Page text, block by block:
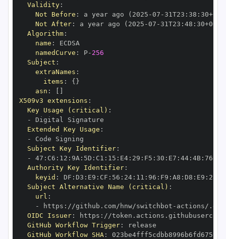
Validity:
Not Before : a year ago (2025 -07 - 31T23 : 38 : 30+00
Not After: a year ago (2025 -07 - 31T23 : 48 : 30+00
Algorithm:
name :
namedCurve : P- 256
Subject :
extraNames :
items : { }
asn :
X509v3 extensions :
Key Usage (critical) :
-
Extended Key Usage :
-
Subject Key Identifier:
-
47 : C6 : 12 : 9A : 5D : C1 : 15 : E4: 29 : F5 : 30 : E7 : 44: 4B: 76
Authority Key Identifier:
keyid : DF : D3 : E9 : CF : 56 : 24: 11 : 96 : F9 : A8 : D8 : E9 : 28
Subject Alternative Name (critical) :
url :
-
https : //github.com/hnw/switchbot - actions/
OIDC Issuer: https :
GitHub Workflow Trigger:
GitHub Workflow SHA: